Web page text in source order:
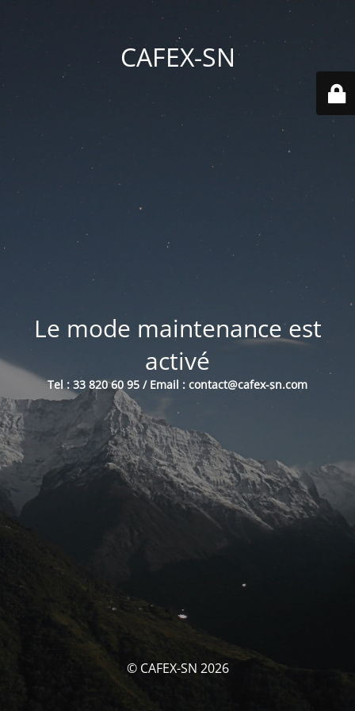
CAFEX-SN
Le mode maintenance est
activé
Tel : 33 820 60 95 / Email : contact@cafex-sn.com
© CAFEX-SN 2026